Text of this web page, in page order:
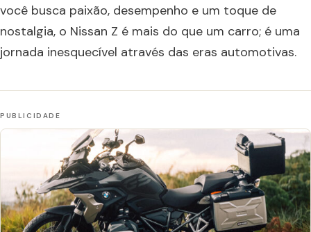
você busca paixão, desempenho e um toque de
nostalgia, o Nissan Z é mais do que um carro; é uma
jornada inesquecível através das eras automotivas.